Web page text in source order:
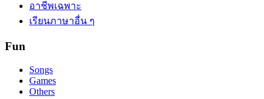
อาชีพเฉพาะ
เรียนภาษาอื่น ๆ
Fun
Songs
Games
Others